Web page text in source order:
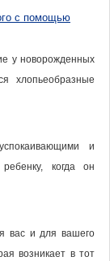
с помощью
у новорожденных
хлопьеобразные
и
когда он
вас и для вашего
возникает в тот